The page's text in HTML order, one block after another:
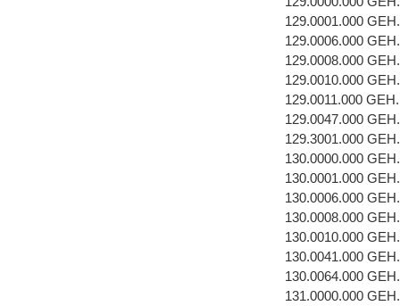
129.0001.000
129.0006.000
129.0008.000
129.0010.000
129.0011.000
129.0047.000
129.3001.000
130.0000.000
130.0001.000
130.0006.000
130.0008.000
130.0010.000
130.0041.000
130.0064.000
131.0000.000